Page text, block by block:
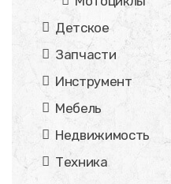
Детское
Запчасти
Инструмент
Мебель
Недвижимость
Техника